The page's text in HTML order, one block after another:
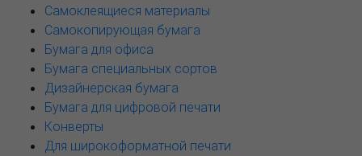
Самоклеящиеся материалы
Самокопирующая бумага
Бумага для офиса
Бумага специальных сортов
Дизайнерская бумага
Бумага для цифровой печати
Конверты
Для широкоформатной печати